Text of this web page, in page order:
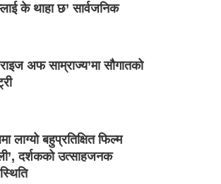
के थाहा छ’ सार्वजनिक
अफ साम्राज्य’मा सौगातको
लाग्यो बहुप्रतिक्षित फिल्म
दर्शकको उत्साहजनक